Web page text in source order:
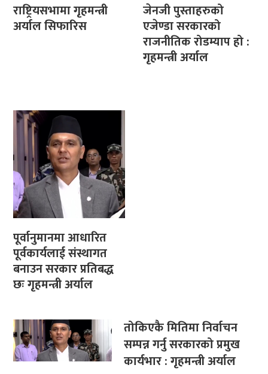
राष्ट्रियसभामा गृहमन्त्री
अर्याल सिफारिस
जेनजी पुस्ताहरुको
एजेण्डा सरकारको
राजनीतिक रोडम्याप हो :
गृहमन्त्री अर्याल
पूर्वानुमानमा आधारित
पूर्वकार्यलाई संस्थागत
बनाउन सरकार प्रतिबद्ध
छः गृहमन्त्री अर्याल
तोकिएकै मितिमा निर्वाचन
सम्पन्न गर्नु सरकारको प्रमुख
कार्यभार : गृहमन्त्री अर्याल